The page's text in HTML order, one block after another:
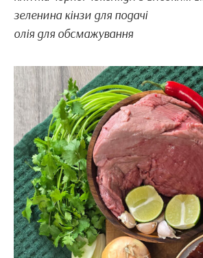
зеленина кінзи для подачі
олія для обсмажування